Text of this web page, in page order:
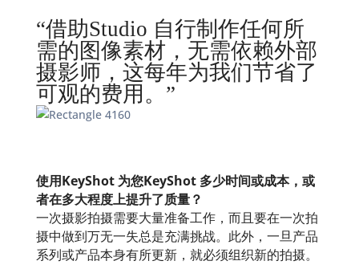
“借助Studio 自行制作任何所
需的图像素材，无需依赖外部
摄影师，这每年为我们节省了
可观的费用。”
使用KeyShot 为您KeyShot 多少时间或成本，或
者在多大程度上提升了质量？
一次摄影拍摄需要大量准备工作，而且要在一次拍
摄中做到万无一失总是充满挑战。此外，一旦产品
系列或产品本身有所更新，就必须组织新的拍摄。